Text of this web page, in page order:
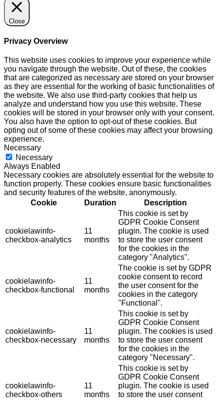
Close
Privacy Overview
This website uses cookies to improve your experience while
you navigate through the website. Out of these, the cookies
that are categorized as necessary are stored on your browser
as they are essential for the working of basic functionalities of
the website. We also use third-party cookies that help us
analyze and understand how you use this website. These
cookies will be stored in your browser only with your consent.
You also have the option to opt-out of these cookies. But
opting out of some of these cookies may affect your browsing
experience.
Necessary
Necessary
Always Enabled
Necessary cookies are absolutely essential for the website to
function properly. These cookies ensure basic functionalities
and security features of the website, anonymously.
Cookie
Duration Description
cookielawinfo-
checkbox-analytics
11
months
This cookie is set by
GDPR Cookie Consent
plugin. The cookie is used
to store the user consent
for the cookies in the
category "Analytics".
cookielawinfo-
checkbox-functional
11
months
The cookie is set by GDPR
cookie consent to record
the user consent for the
cookies in the category
"Functional".
cookielawinfo-
checkbox-necessary
11
months
This cookie is set by
GDPR Cookie Consent
plugin. The cookies is used
to store the user consent
for the cookies in the
category "Necessary".
cookielawinfo-
checkbox-others
11
months
This cookie is set by
GDPR Cookie Consent
plugin. The cookie is used
to store the user consent